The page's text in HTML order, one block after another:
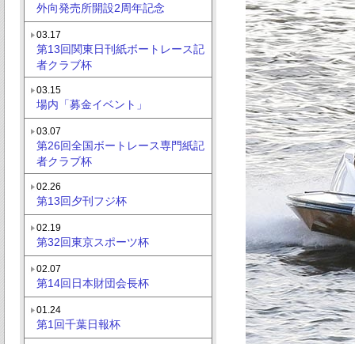
外向発売所開設2周年記念
03.17
第13回関東日刊紙ボートレース記
者クラブ杯
03.15
場内「募金イベント」
03.07
第26回全国ボートレース専門紙記
者クラブ杯
02.26
第13回夕刊フジ杯
02.19
第32回東京スポーツ杯
02.07
第14回日本財団会長杯
01.24
第1回千葉日報杯